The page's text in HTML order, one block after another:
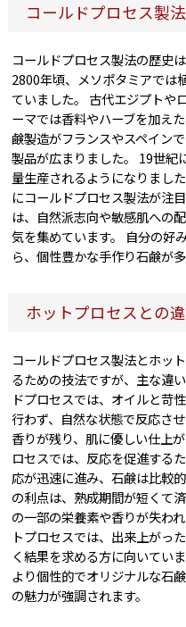
コールドプロセス製
コールドプロセス製法の歴史
2800年頃、メソポタミアでは
ていました。 古代エジプトや
ーマでは香料やハーブを加え
鹸製造がフランスやスペイン
製品が広まりました。 19世紀
量生産されるようになりまし
にコールドプロセス製法が注
は、自然派志向や敏感肌への
気を集めています。 自分の好
ら、個性豊かな手作り石鹸が
ホットプロセスとの
コールドプロセス製法とホッ
るための技法ですが、主な違
ドプロセスでは、オイルと苛
行わず、自然な状態で反応さ
香りが残り、肌に優しい仕上
ロセスでは、反応を促進する
応が迅速に進み、石鹸は比較
の利点は、熟成期間が短くて
の一部の栄養素や香りが失わ
トプロセスでは、出来上がっ
く結果を求める方に向いてい
より個性的でオリジナルな石
の魅力が強調されます。